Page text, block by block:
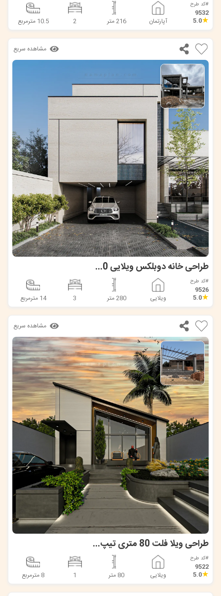
#کد طرح
9532
★
5.0 آپارتمان 216 متر 2 10.5 مترمربع
مشاهده سریع
طراحی خانه دوبلکس ویلایی 280 متری در قائمشهر
#کد طرح
9526
★
5.0 ویلایی 280 متر 3 14 مترمربع
مشاهده سریع
طراحی ویلا فلت 80 متری تیپ شهرکی با سقف شیبدار | شهرک ویلایی
#کد طرح
9522
★
5.0 ویلایی 80 متر 1 8 مترمربع